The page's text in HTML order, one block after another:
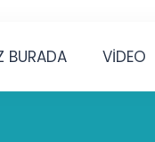
BURADA VİDEO